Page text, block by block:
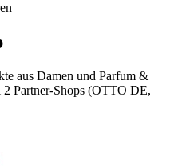
aus Damen und Parfum &
Partner-Shops (OTTO DE,